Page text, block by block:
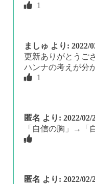
1
ましゅ より: 2022/
更新ありがとうご
ハンナの考えが分
1
匿名 より: 2022/
「自信の胸」→「
匿名 より: 2022/